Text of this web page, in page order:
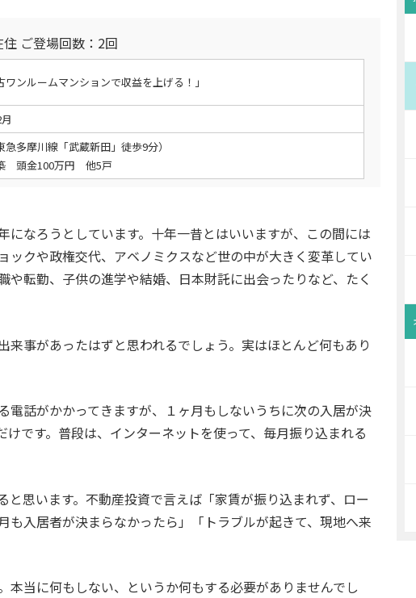
ご登場回数：2回
ワンルームマンションで収益を上げる！」
急多摩川線「武蔵新田」徒歩9分）
頭金100万円 他5戸
になろうとしています。十年一昔とはいいますが、この間には
ックや政権交代、アベノミクスなど世の中が大きく変革してい
や転勤、子供の進学や結婚、日本財託に出会ったりなど、たく
来事があったはずと思われるでしょう。実はほとんど何もあり
電話がかかってきますが、１ヶ月もしないうちに次の入居が決
です。普段は、インターネットを使って、毎月振り込まれる
思います。不動産投資で言えば「家賃が振り込まれず、ロー
も入居者が決まらなかったら」「トラブルが起きて、現地へ来
本当に何もしない、というか何もする必要がありませんでし